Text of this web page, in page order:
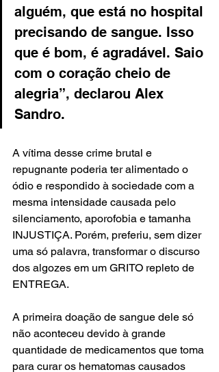
alguém, que está no hospital
precisando de sangue. Isso
que é bom, é agradável. Saio
com o coração cheio de
alegria”, declarou Alex
Sandro.
A vítima desse crime brutal e
repugnante poderia ter alimentado o
ódio e respondido à sociedade com a
mesma intensidade causada pelo
silenciamento, aporofobia e tamanha
INJUSTIÇA. Porém, preferiu, sem dizer
uma só palavra, transformar o discurso
dos algozes em um GRITO repleto de
ENTREGA.
A primeira doação de sangue dele só
não aconteceu devido à grande
quantidade de medicamentos que toma
para curar os hematomas causados